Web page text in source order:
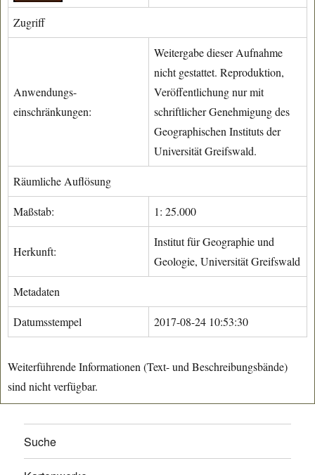
Zugriff
Anwendungs-
einschränkungen:
Weitergabe dieser Aufnahme
nicht gestattet. Reproduktion,
Veröffentlichung nur mit
schriftlicher Genehmigung des
Geographischen Instituts der
Universität Greifswald.
Räumliche Auflösung
Maßstab: 1: 25.000
Herkunft:
Institut für Geographie und
Geologie, Universität Greifswald
Metadaten
Datumsstempel 2017-08-24 10:53:30
Weiterführende Informationen (Text- und Beschreibungsbände)
sind nicht verfügbar.
Suche